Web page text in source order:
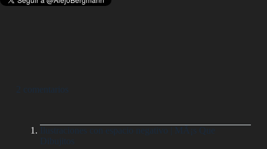
2 comentarios
Ilustraciones con espacio negativo | MÃ¡s Que
Dibujitos